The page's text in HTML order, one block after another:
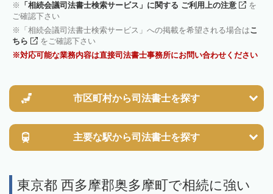
「相続会議司法書士検索サービス」に関する ご利用上の注意
を
ご確認下さい
「相続会議司法書士検索サービス」への掲載を希望される場合はこ
ちら
をご確認下さい
対応可能な業務内容は直接司法書士事務所にお問い合わせください
市区町村から司法書士を探す
主要な駅から司法書士を探す
東京都 西多摩郡奥多摩町で相続に強い